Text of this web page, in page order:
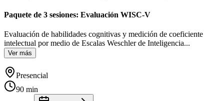
Paquete de 3 sesiones: Evaluación WISC-V
Evaluación de habilidades cognitivas y medición de coeficiente
intelectual por medio de Escalas Weschler de Inteligencia...
Ver más
Presencial
90 min